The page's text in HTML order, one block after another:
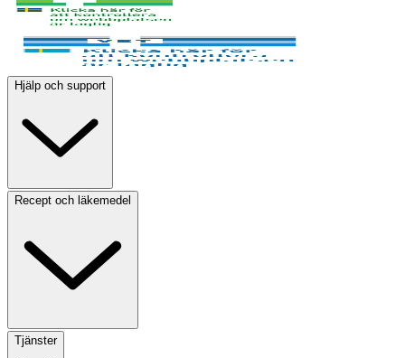
Hjälp och support
Recept och läkemedel
Tjänster